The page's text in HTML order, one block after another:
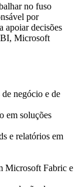
no fuso
por
apoiar decisões
BI, Microsoft
negócio e de
em soluções
e relatórios em
Microsoft Fabric e